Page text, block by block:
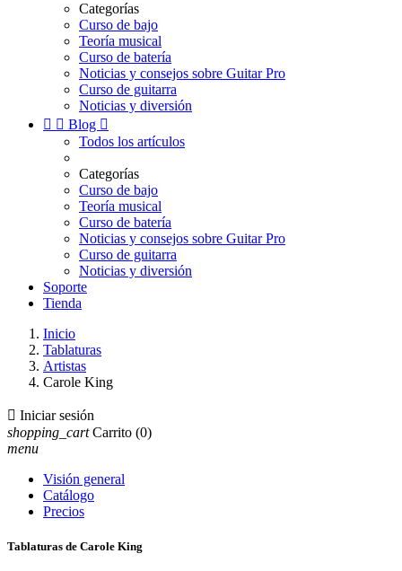
Categorías
Curso de bajo
Teoría musical
Curso de batería
Noticias y consejos sobre Guitar Pro
Curso de guitarra
Noticias y diversión
  Blog 
Todos los artículos
Categorías
Curso de bajo
Teoría musical
Curso de batería
Noticias y consejos sobre Guitar Pro
Curso de guitarra
Noticias y diversión
Soporte
Tienda
Inicio
Tablaturas
Artistas
Carole King
 Iniciar sesión
shopping_cart Carrito (0)
menu
Visión general
Catálogo
Precios
Tablaturas de Carole King